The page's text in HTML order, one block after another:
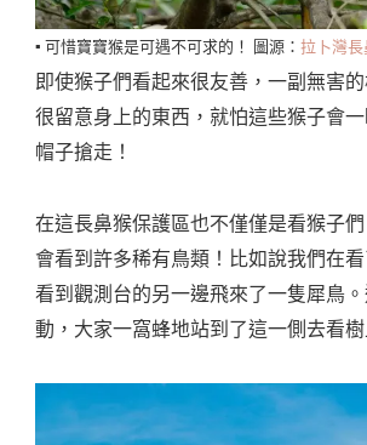
▪️ 可惜寶寶猴是可遇不可求的！ 圖源： 拉卜灣長
即使猴子們看起來很友善，一副無害
很留意身上的東西，就怕這些猴子會一
帽子搶走！
在這長鼻猴保護區也不僅僅是看猴子
會看到許多稀有鳥類！比如說我們在
看到觀測台的另一邊飛來了一隻犀鳥
動，大家一窩蜂地站到了這一側去看樹